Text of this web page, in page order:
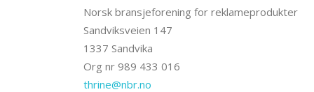
Norsk bransjeforening for reklameprodukter
Sandviksveien 147
1337 Sandvika
Org nr 989 433 016
thrine@nbr.no